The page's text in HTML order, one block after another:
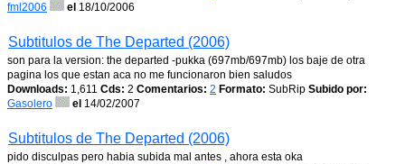
fml2006
el 18/10/2006
Subtitulos de The Departed (2006)
son para la version: the departed -pukka (697mb/697mb) los baje de otra
pagina los que estan aca no me funcionaron bien saludos
Downloads: 1,611 Cds: 2 Comentarios: 2 Formato: SubRip Subido por:
Gasolero
el 14/02/2007
Subtitulos de The Departed (2006)
pido disculpas pero habia subida mal antes , ahora esta oka